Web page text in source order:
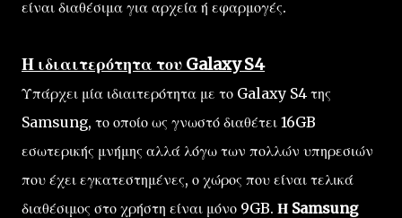
είναι διαθέσιμα για αρχεία ή εφαρμογές.
Η ιδιαιτερότητα του Galaxy S4
Υπάρχει μία ιδιαιτερότητα με το Galaxy S4 της
Samsung, το οποίο ως γνωστό διαθέτει 16GB
εσωτερικής μνήμης αλλά λόγω των πολλών υπηρεσιών
που έχει εγκατεστημένες, ο χώρος που είναι τελικά
διαθέσιμος στο χρήστη είναι μόνο 9GB. Η Samsung